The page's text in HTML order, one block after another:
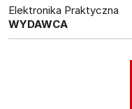
Elektronika Praktyczna
WYDAWCA